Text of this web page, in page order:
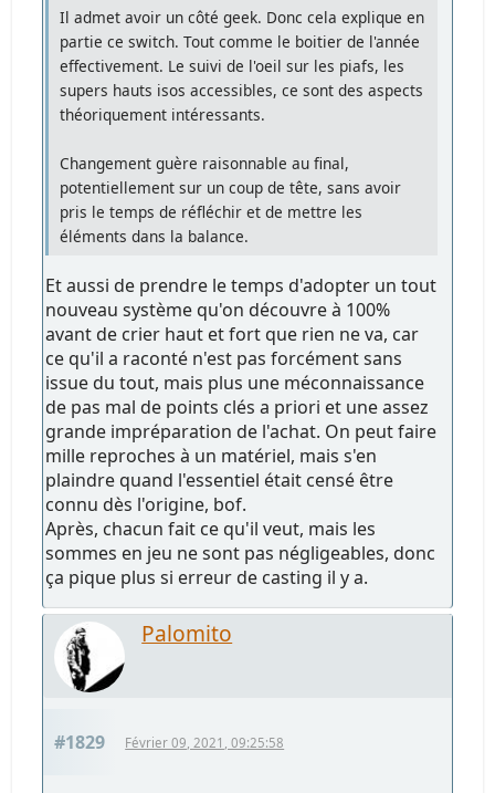
Il admet avoir un côté geek. Donc cela explique en
partie ce switch. Tout comme le boitier de l'année
effectivement. Le suivi de l'oeil sur les piafs, les
supers hauts isos accessibles, ce sont des aspects
théoriquement intéressants.
Changement guère raisonnable au final,
potentiellement sur un coup de tête, sans avoir
pris le temps de réfléchir et de mettre les
éléments dans la balance.
Et aussi de prendre le temps d'adopter un tout
nouveau système qu'on découvre à 100%
avant de crier haut et fort que rien ne va, car
ce qu'il a raconté n'est pas forcément sans
issue du tout, mais plus une méconnaissance
de pas mal de points clés a priori et une assez
grande impréparation de l'achat. On peut faire
mille reproches à un matériel, mais s'en
plaindre quand l'essentiel était censé être
connu dès l'origine, bof.
Après, chacun fait ce qu'il veut, mais les
sommes en jeu ne sont pas négligeables, donc
ça pique plus si erreur de casting il y a.
Palomito
#1829 Février 09, 2021, 09:25:58